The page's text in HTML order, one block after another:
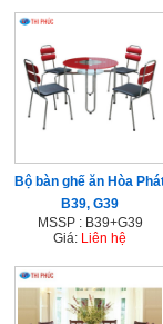
Bộ bàn ghế ăn Hòa
B39, G39
MSSP : B39+G39
Giá: Liên hệ